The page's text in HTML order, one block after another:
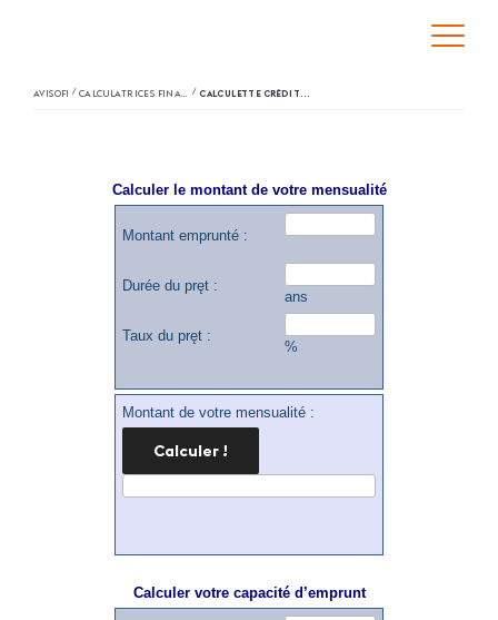
AVISOFI / /
Calculer le montant de votre mensualité
Montant emprunté :
Durée du pręt :
ans
Taux du pręt :
%
Montant de votre mensualité :
Calculer votre capacité d’emprunt